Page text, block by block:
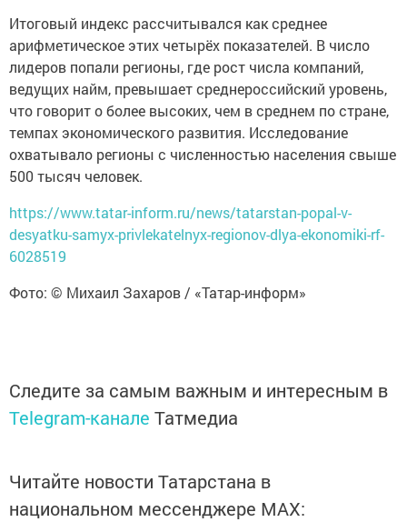
Итоговый индекс рассчитывался как среднее
арифметическое этих четырёх показателей. В число
лидеров попали регионы, где рост числа компаний,
ведущих найм, превышает среднероссийский уровень,
что говорит о более высоких, чем в среднем по стране,
темпах экономического развития. Исследование
охватывало регионы с численностью населения свыше
500 тысяч человек.
https://www.tatar-inform.ru/news/tatarstan-popal-v-
desyatku-samyx-privlekatelnyx-regionov-dlya-ekonomiki-rf-
6028519
Фото: © Михаил Захаров / «Татар-информ» ​
Следите за самым важным и интересным в
Telegram-канале Татмедиа
Читайте новости Татарстана в
национальном мессенджере MАХ: